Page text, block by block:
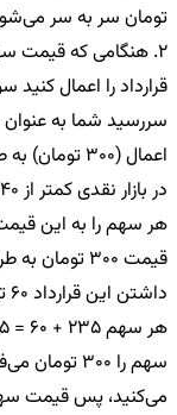
تومان سر به سر
2. هنگامی که قیمت
قرارداد را اعمال
سررسید شما به عنوان
اعمال (300
هر سهم را به این قیمت
قیمت 300